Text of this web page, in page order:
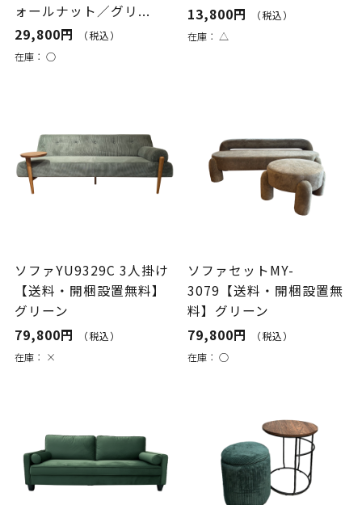
ォールナット／グリ...
29,800円
（税込）
在庫： ○
13,800円
（税込）
在庫：△
ソファYU9329C 3人掛け
【送料・開梱設置無料】
グリーン
79,800円
（税込）
在庫： ×
ソファセットMY-
3079【送料・開梱設置無
料】グリーン
79,800円
（税込）
在庫：○